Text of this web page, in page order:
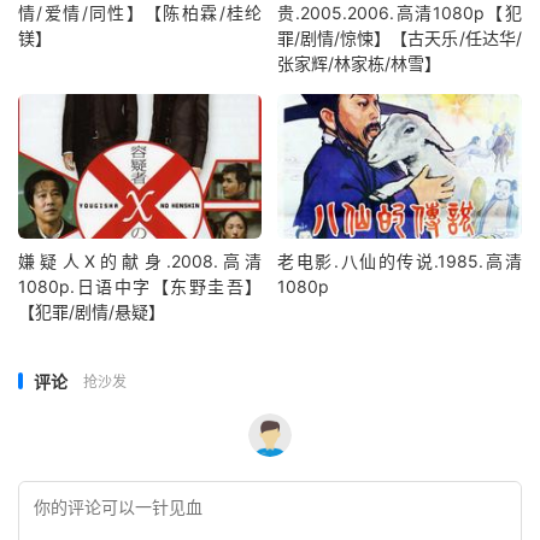
情/爱情/同性】【陈柏霖/桂纶
镁】
贵.2005.2006.高清1080p【犯
罪/剧情/惊悚】【古天乐/任达华/
张家辉/林家栋/林雪】
嫌疑人X的献身.2008.高清
1080p.日语中字【东野圭吾】
【犯罪/剧情/悬疑】
老电影.八仙的传说.1985.高清
1080p
评论 抢沙发